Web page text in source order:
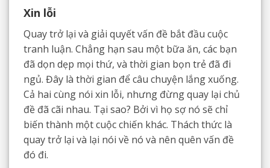
Xin lỗi
Quay trở lại và giải quyết vấn đề bắt đầu cuộc
tranh luận. Chẳng hạn sau một bữa ăn, các bạn
đã dọn dẹp mọi thứ, và thời gian bọn trẻ đã đi
ngủ. Đây là thời gian để câu chuyện lắng xuống.
Cả hai cùng nói xin lỗi, nhưng đừng quay lại chủ
đề đã cãi nhau. Tại sao? Bởi vì họ sợ nó sẽ chỉ
biến thành một cuộc chiến khác. Thách thức là
quay trở lại và lại nói về nó và nên quên vấn đề
đó đi.